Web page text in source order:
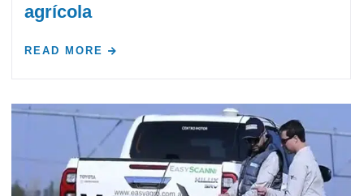
agrícola
READ MORE